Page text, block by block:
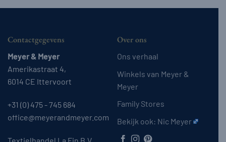
Contactgegevens
Meyer & Meyer
Amerikastraat 4,
6014 CE Ittervoort
+31 (0) 475 - 745 684
office@meyerandmeyer.com
Over ons
Ons verhaal
Winkels van Meyer &
Meyer
Family Stores
Bekijk ook: Nic Meyer